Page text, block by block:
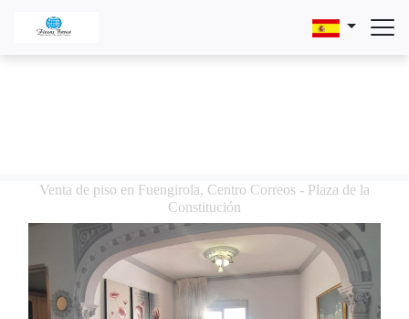
Venta de piso en Fuengirola, Centro Correos - Plaza de la
Constitución